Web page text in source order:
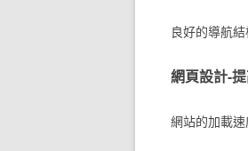
良好的導航
網頁設計-
網站的加載